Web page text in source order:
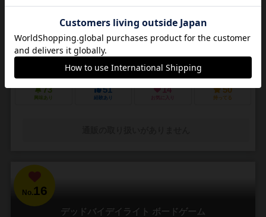
14歳～
悪夢のような街で他の狩人を出し抜いて「血の遺志」を集めろ
ＰＳ４で発売されたフロムソフトウェアのブラッドボーンのカードゲ
ーム化。 かつて栄華を極めた古都ヤーナムでは風土病「獣の病」がは
びこっていた。あなたは「獣の病」の罹患者で...
73
興味あり
51
経験あり
14
お気に入り
50
持ってる
No. 16
デッドバイデイライト ボードゲーム